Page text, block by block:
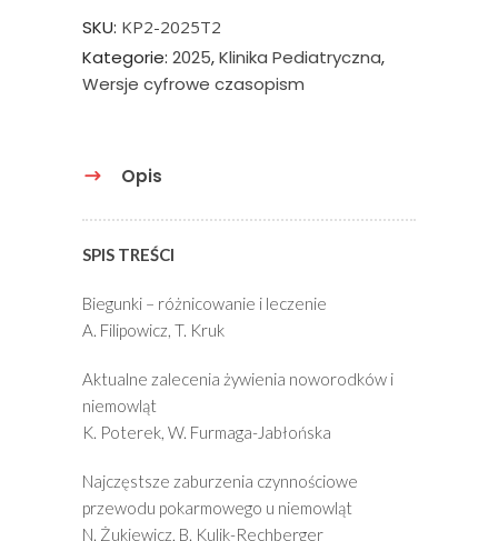
SKU: KP2-2025T2
Kategorie: 2025,Klinika Pediatryczna,
Wersje cyfrowe czasopism
Opis
SPIS TREŚCI
Biegunki – różnicowanie i leczenie
A. Filipowicz, T. Kruk
Aktualne zalecenia żywienia noworodków i
niemowląt
K. Poterek, W. Furmaga-Jabłońska
Najczęstsze zaburzenia czynnościowe
przewodu pokarmowego u niemowląt
N. Żukiewicz, B. Kulik-Rechberger